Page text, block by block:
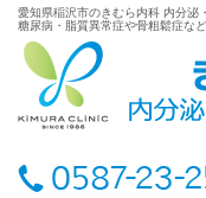
愛知県稲沢市のきむら内科 内分泌
糖尿病・脂質異常症や骨粗鬆症な